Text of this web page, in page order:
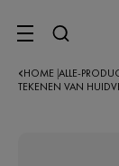
SITE MENU
HOME ALLE-
TEKENEN VAN